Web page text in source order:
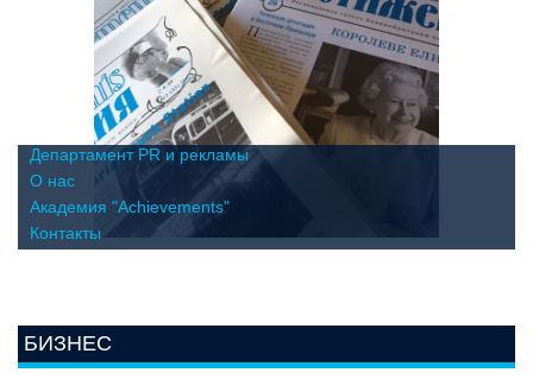
Департамент PR и рекламы
О нас
Академия "Achievements"
Контакты
БИЗНЕС